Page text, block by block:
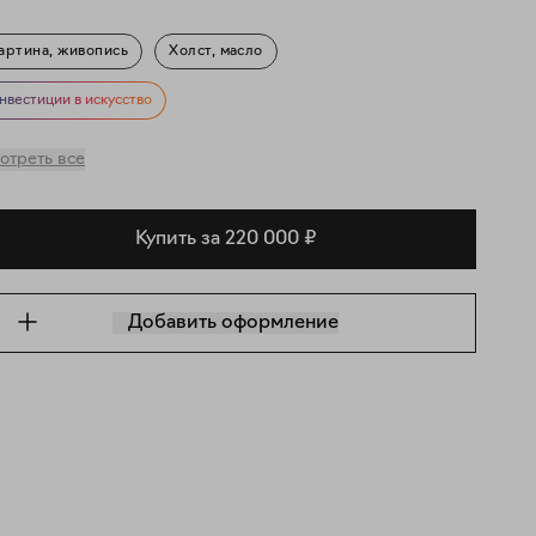
живопись Холст, масло
искусство
в искусство
все
Купить за 220 000 ₽
Добавить оформление